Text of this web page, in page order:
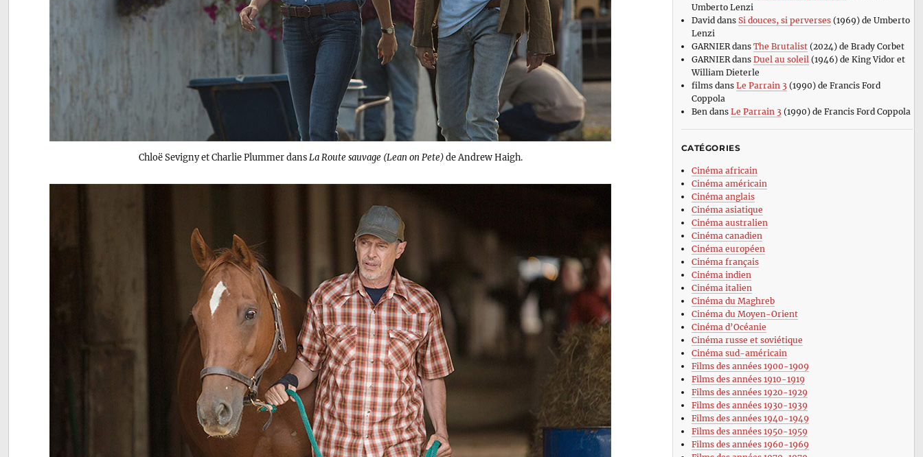
Chloë Sevigny et Charlie Plummer dans La Route sauvage (Lean on Pete)de Andrew Haigh.
Umberto Lenzi
David dans Si douces, si perverses(1969) de Umberto
Lenzi
GARNIERdans The Brutalist(2024) de Brady Corbet
GARNIERdans Duel au soleil (1946) de King Vidor et
William Dieterle
filmsdans Le Parrain 3 (1990) de Francis Ford
Coppola
Ben dans Le Parrain 3 (1990) de Francis Ford Coppola
CATÉGORIES
Cinéma africain
Cinéma américain
Cinéma anglais
Cinéma asiatique
Cinéma australien
Cinéma canadien
Cinéma européen
Cinéma français
Cinéma indien
Cinéma italien
Cinéma du Maghreb
Cinéma du Moyen-Orient
Cinéma d’Océanie
Cinéma russe et soviétique
Cinéma sud-américain
Films des années 1900-1909
Films des années 1910-1919
Films des années 1920-1929
Films des années 1930-1939
Films des années 1940-1949
Films des années 1950-1959
Films des années 1960-1969